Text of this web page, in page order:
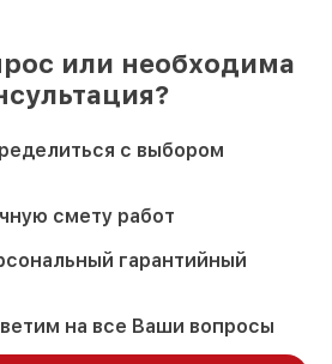
или необходима
с выбором
смету работ
гарантийный
на все Ваши вопросы